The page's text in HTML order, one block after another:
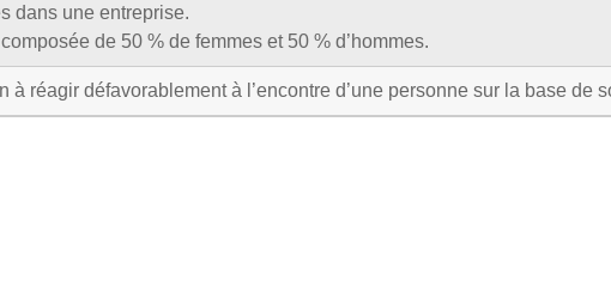
dans une entreprise.
de 50 % de femmes et 50 % d’hommes.
réagir défavorablement à l’encontre d’une personne sur la base